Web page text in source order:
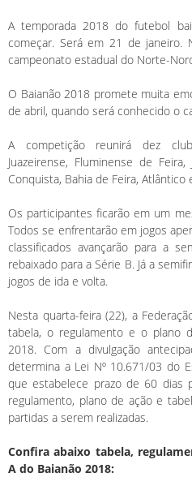
A temporada 2018 do futebol
começar. Será em 21 de janeiro.
campeonato estadual do Norte-
O Baianão 2018 promete muita
de abril, quando será conhecido o
A competição reunirá dez
Juazeirense, Fluminense de
Conquista, Bahia de Feira, Atlântico
Os participantes ficarão em um
Todos se enfrentarão em jogos
classificados avançarão para a
rebaixado para a Série B. Já a
jogos de ida e volta.
Nesta quarta-feira (22), a
tabela, o regulamento e o plano
2018. Com a divulgação
determina a Lei Nº 10.671/03 do
que estabelece prazo de 60 dias
regulamento, plano de ação e
partidas a serem realizadas.
Confira abaixo tabela,
A do Baianão 2018: